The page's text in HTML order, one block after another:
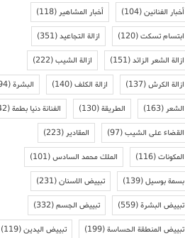
أخبار الفنانين(104) أخبار المشاهير(118)
ابتسام تسكت(120) ازالة التجاعيد(351)
ازالة الشعر الزائد(151) ازالة الشيب(222)
ازالة الكرش(137) ازالة الكلف(140) البشرة(194)
الشعر(163) الطريقة(130) الفنانة دنيا بطمة(142)
القضاء على الشيب(97) المقادير(223)
المكونات(116) الملك محمد السادس(101)
بسمة بوسيل(139) تبييض الاسنان(231)
تبييض البشرة(559) تبييض الجسم(332)
تبييض المنطقة الحساسة(199) تبييض اليدين(119)